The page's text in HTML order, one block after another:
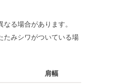
る場合があります。
たみシワがついている場
肩幅